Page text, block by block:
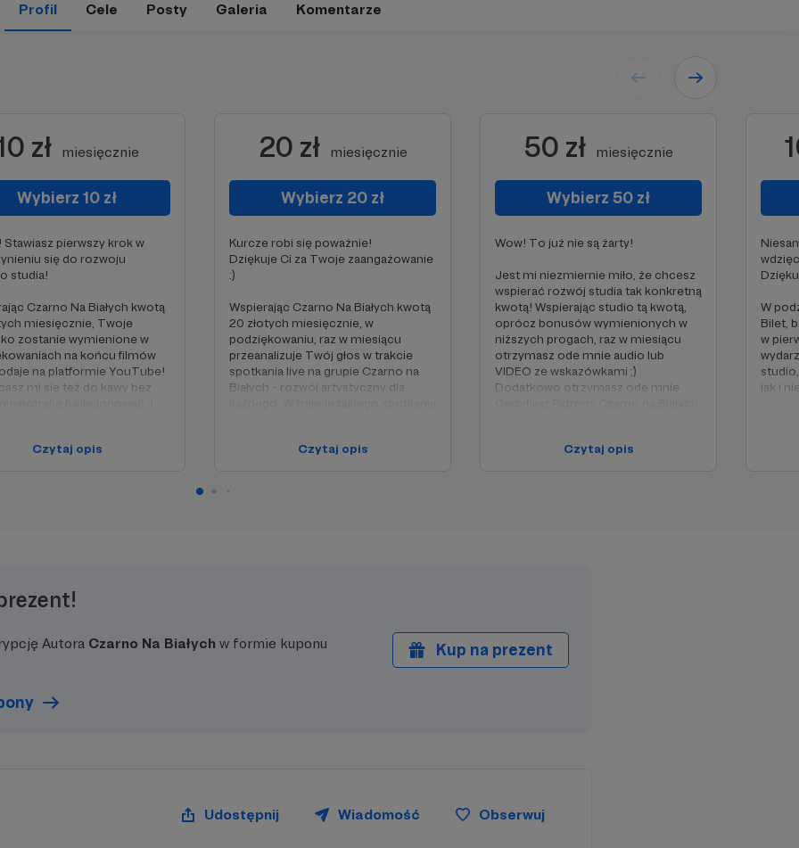
Profil Cele Posty Galeria Komentarze
zł miesięcznie
Wybierz 10 zł
Stawiasz pierwszy krok w
się do rozwoju
studia!
Czarno Na Białych kwotą
miesięcznie, Twoje
zostanie wymienione w
na końcu filmów
na platformie YouTube!
mi się też do kawy bez
na Dzień Patrona jak w
Czytaj opis
20 zł miesięcznie
Wybierz 20 zł
Kurcze robi się poważnie!
Dziękuje Ci za Twoje zaangażowanie
:)
Wspierając Czarno Na Białych kwotą
20 złotych miesięcznie, w
podziękowaniu, raz w miesiącu
przeanalizuje Twój głos w trakcie
spotkania live na grupie Czarno na
Białych - rozwój artystyczny dla
wskazówek emisyjnych!
Czytaj opis
50 zł miesięcznie
Wybierz 50 zł
Wow! To już nie są żarty!
Jest mi niezmiernie miło, że chcesz
wspierać rozwój studia tak konkretną
kwotą! Wspierając studio tą kwotą,
oprócz bonusów wymienionych w
niższych progach, raz w miesiącu
otrzymasz ode mnie audio lub
VIDEO ze wskazówkami ;)
Dodatkowo otrzymasz ode mnie
Czytaj opis
W
Bilet,
w
jak i
Autora Czarno Na Białych w formie kuponu
Kup na prezent
Udostępnij Wiadomość Obserwuj